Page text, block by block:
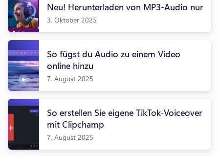
Neu! Herunterladen von MP3-Audio nur
3. Oktober 2025
So fügst du Audio zu einem Video
online hinzu
7. August 2025
So erstellen Sie eigene TikTok-Voiceover
mit Clipchamp
7. August 2025